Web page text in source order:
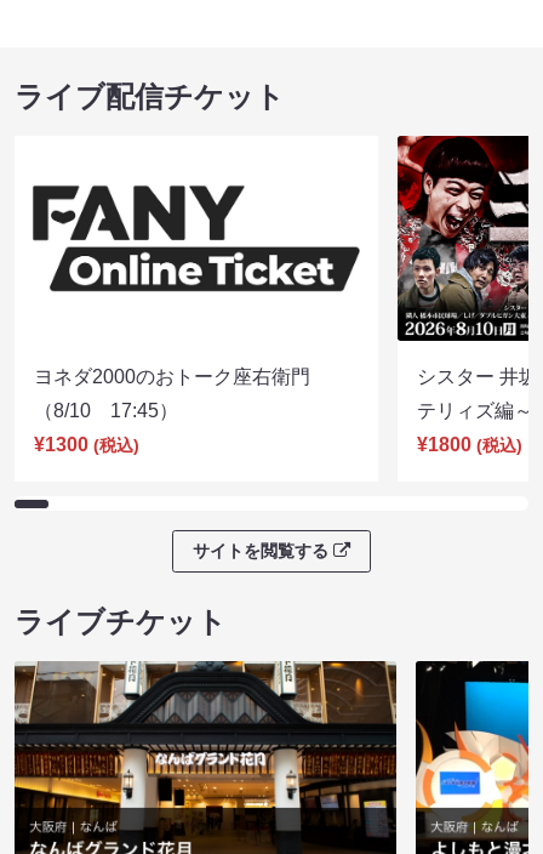
ライブ配信チケット
ヨネダ2000のおトーク座右衛門
（8/10 17:45）
¥1300 (税込)
シスター 井
テリィズ編
¥1800 (税込)
サイトを閲覧する
ライブチケット